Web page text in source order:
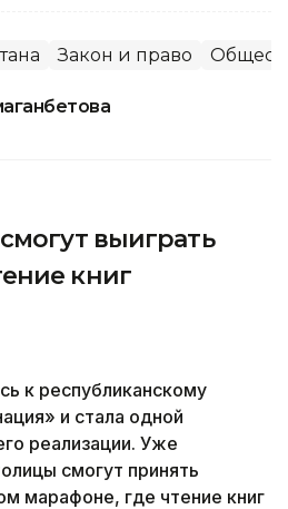
Закон и право
смогут выиграть
книг
к республиканскому
и стала одной
реализации. Уже
смогут принять
марафоне, где чтение книг